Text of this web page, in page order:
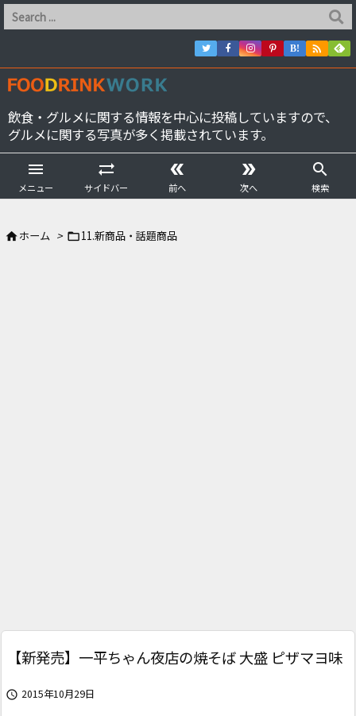
飲食・グルメに関する情報を中心に投稿していますので、
グルメに関する写真が多く掲載されています。

メニュー

サイドバー

前へ

次へ

検索
B! 
ホーム > 11.新商品・話題商品
【新発売】一平ちゃん夜店の焼そば 大盛 ピザマヨ味
 2015年10月29日